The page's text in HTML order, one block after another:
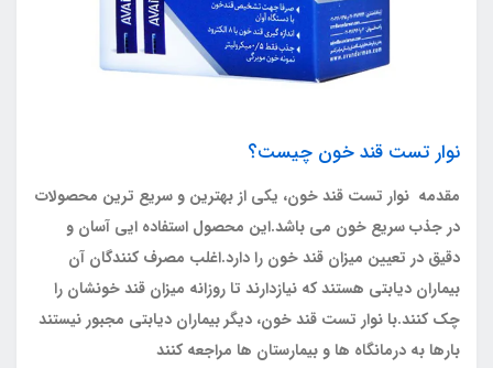
نوار تست قند خون چیست؟
مقدمه نوار تست قند خون، یکی از بهترین و سریع ترین محصولات
در جذب سریع خون می باشد.این محصول استفاده ایی آسان و
دقیق در تعیین میزان قند خون را دارد.اغلب مصرف کنندگان آن
بیماران دیابتی هستند که نیازدارند تا روزانه میزان قند خونشان را
چک کنند.با نوار تست قند خون، دیگر بیماران دیابتی مجبور نیستند
بارها به درمانگاه ها و بیمارستان ها مراجعه کنند